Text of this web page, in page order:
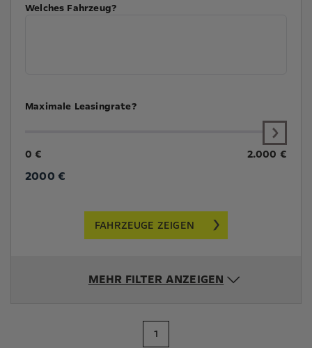
Welches Fahrzeug?
Maximale Leasingrate?
0 € 2.000 €
2000 €
FAHRZEUGE ZEIGEN
MEHR FILTER ANZEIGEN
1